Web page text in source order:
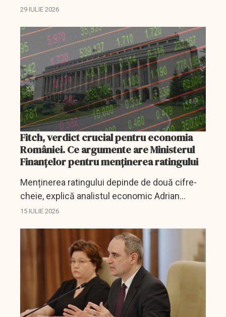
Negrescu avertizează că blocajul politic,
29 IULIE 2026
Fitch, verdict crucial pentru economia
României. Ce argumente are Ministerul
Finanţelor pentru menţinerea ratingului
Menținerea ratingului depinde de două cifre-
cheie, explică analistul economic Adrian
Negrescu.
15 IULIE 2026